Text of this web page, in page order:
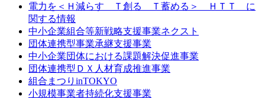
電力を＜Ｈ減らす Ｔ創る Ｔ蓄める＞ ＨＴＴ に
関する情報
中小企業組合等新戦略支援事業ネクスト
団体連携型事業承継支援事業
中小企業団体における課題解決促進事業
団体連携型ＤＸ人材育成推進事業
組合まつりinTOKYO
小規模事業者持続化支援事業